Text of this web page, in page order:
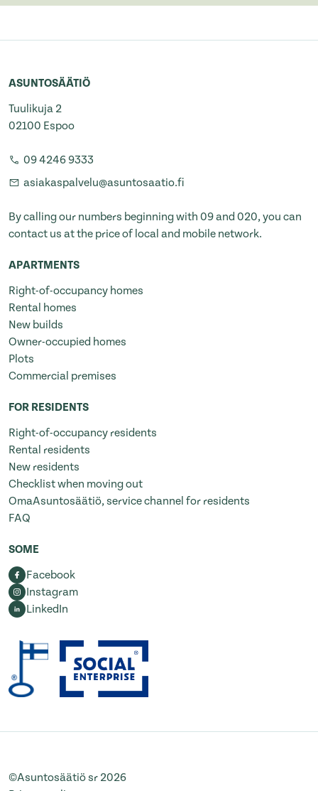
ASUNTOSÄÄTIÖ
Tuulikuja 2
02100 Espoo
09 4246 9333
asiakaspalvelu@asuntosaatio.fi
By calling our numbers beginning with 09 and 020, you can
contact us at the price of local and mobile network.
APARTMENTS
Right-of-occupancy homes
Rental homes
New builds
Owner-occupied homes
Plots
Commercial premises
FOR RESIDENTS
Right-of-occupancy residents
Rental residents
New residents
Checklist when moving out
OmaAsuntosäätiö, service channel for residents
FAQ
SOME
Facebook
Instagram
LinkedIn
©Asuntosäätiö sr 2026